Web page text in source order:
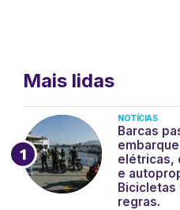
Mais lidas
NOTÍCIAS
Barcas
elétricas,
e
Bicicletas
regras.